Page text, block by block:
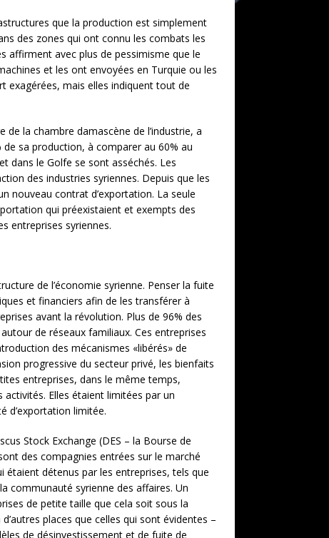
que la production est simplement
des zones qui ont connu les combats les
affirment avec plus de pessimisme que le
et les ont envoyées en Turquie ou les
exagérées, mais elles indiquent tout de
la chambre damascène de l’industrie, a
sa production, à comparer au 60% au
dans le Golfe se sont asséchés. Les
des industries syriennes. Depuis que les
nouveau contrat d’exportation. La seule
qui préexistaient et exempts des
entreprises syriennes.
de l’économie syrienne. Penser la fuite
et financiers afin de les transférer à
avant la révolution. Plus de 96% des
de réseaux familiaux. Ces entreprises
des mécanismes «libérés» de
progressive du secteur privé, les bienfaits
entreprises, dans le même temps,
Elles étaient limitées par un
d’exportation limitée.
Stock Exchange (DES – la Bourse de
des compagnies entrées sur le marché
étaient détenus par les entreprises, tels que
communauté syrienne des affaires. Un
de petite taille que cela soit sous la
places que celles qui sont évidentes –
de désinvestissement et de fuite de